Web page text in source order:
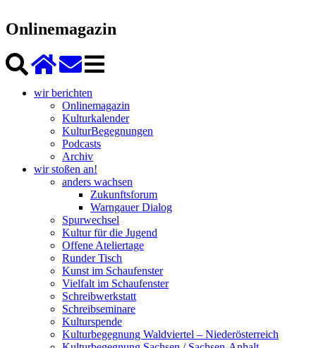
Onlinemagazin
wir berichten
Onlinemagazin
Kulturkalender
KulturBegegnungen
Podcasts
Archiv
wir stoßen an!
anders wachsen
Zukunftsforum
Warngauer Dialog
Spurwechsel
Kultur für die Jugend
Offene Ateliertage
Runder Tisch
Kunst im Schaufenster
Vielfalt im Schaufenster
Schreibwerkstatt
Schreibseminare
Kulturspende
Kulturbegegnung Waldviertel – Niederösterreich